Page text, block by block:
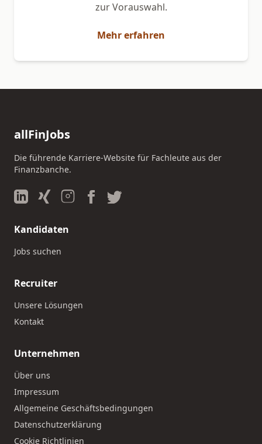
zur Vorauswahl.
Mehr erfahren
allFinJobs
Die führende Karriere-Website für Fachleute aus der
Finanzbanche.
Kandidaten
Jobs suchen
Recruiter
Unsere Lösungen
Kontakt
Unternehmen
Über uns
Impressum
Allgemeine Geschäftsbedingungen
Datenschutzerklärung
Cookie Richtlinien